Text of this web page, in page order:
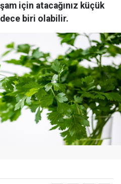
için atacağınız küçük
biri olabilir.